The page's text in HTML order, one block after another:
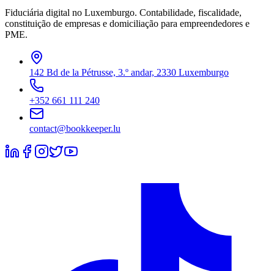
Fiduciária digital no Luxemburgo. Contabilidade, fiscalidade,
constituição de empresas e domiciliação para empreendedores e
PME.
142 Bd de la Pétrusse, 3.º andar, 2330 Luxemburgo
+352 661 111 240
contact@bookkeeper.lu